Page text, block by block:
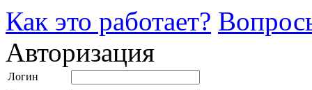
Как это работает?
Авторизация
Логин